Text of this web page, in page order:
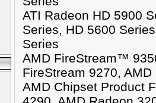
ATI Radeon HD 5900
Series, HD 5600
Series
AMD FireStream™
FireStream 9270,
AMD Chipset Product